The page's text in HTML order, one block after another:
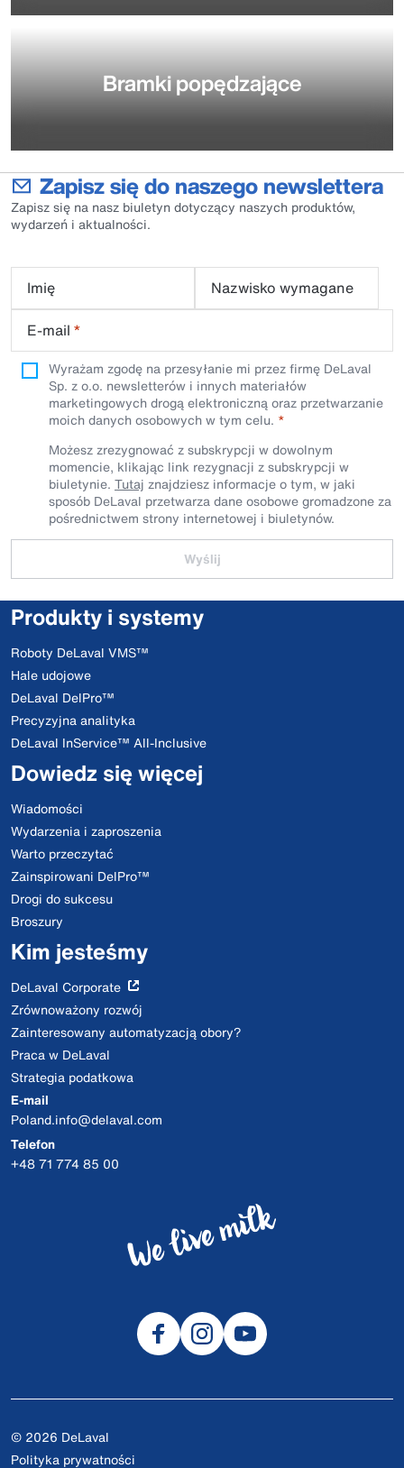
Bramki popędzające
Zapisz się do naszego newslettera
Zapisz się na nasz biuletyn dotyczący naszych produktów,
wydarzeń i aktualności.
Imię
Nazwisko wymagane
E-mail *
Wyrażam zgodę na przesyłanie mi przez firmę DeLaval
Sp. z o.o. newsletterów i innych materiałów
marketingowych drogą elektroniczną oraz przetwarzanie
moich danych osobowych w tym celu.
Możesz zrezygnować z subskrypcji w dowolnym
momencie, klikając link rezygnacji z subskrypcji w
biuletynie. Tutaj znajdziesz informacje o tym, w jaki
sposób DeLaval przetwarza dane osobowe gromadzone za
pośrednictwem strony internetowej i biuletynów.
Wyślij
Produkty i systemy
Roboty DeLaval VMS™
Hale udojowe
DeLaval DelPro™
Precyzyjna analityka
DeLaval InService™ All-Inclusive
Dowiedz się więcej
Wiadomości
Wydarzenia i zaproszenia
Warto przeczytać
Zainspirowani DelPro™
Drogi do sukcesu
Broszury
Kim jesteśmy
DeLaval Corporate
Zrównoważony rozwój
Zainteresowany automatyzacją obory?
Praca w DeLaval
Strategia podatkowa
E-mail
Poland.info@delaval.com
Telefon
+48 71 774 85 00
© 2026 DeLaval
Polityka prywatności